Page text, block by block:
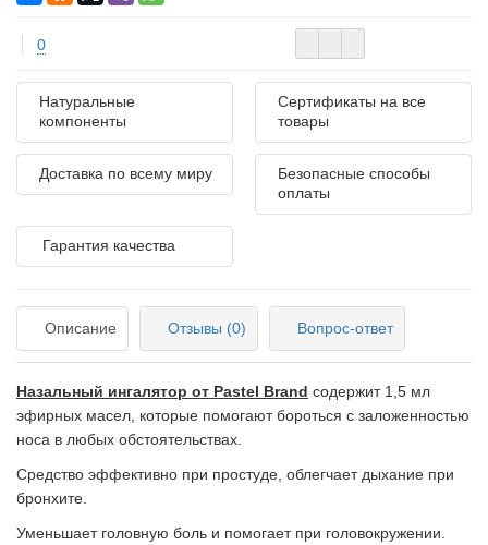
0
Натуральные
компоненты
Сертификаты на все
товары
Доставка по всему миру
Безопасные способы
оплаты
Гарантия качества
Описание Отзывы (0) Вопрос-ответ
Назальный ингалятор от Pastel Brand содержит 1,5 мл
эфирных масел, которые помогают бороться с заложенностью
носа в любых обстоятельствах.
Средство эффективно при простуде, облегчает дыхание при
бронхите.
Уменьшает головную боль и помогает при головокружении.